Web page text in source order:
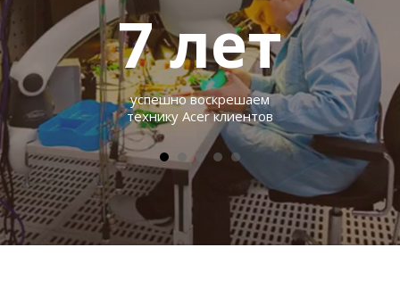
7лет
успешно воскрешаем
технику Acer клиентов